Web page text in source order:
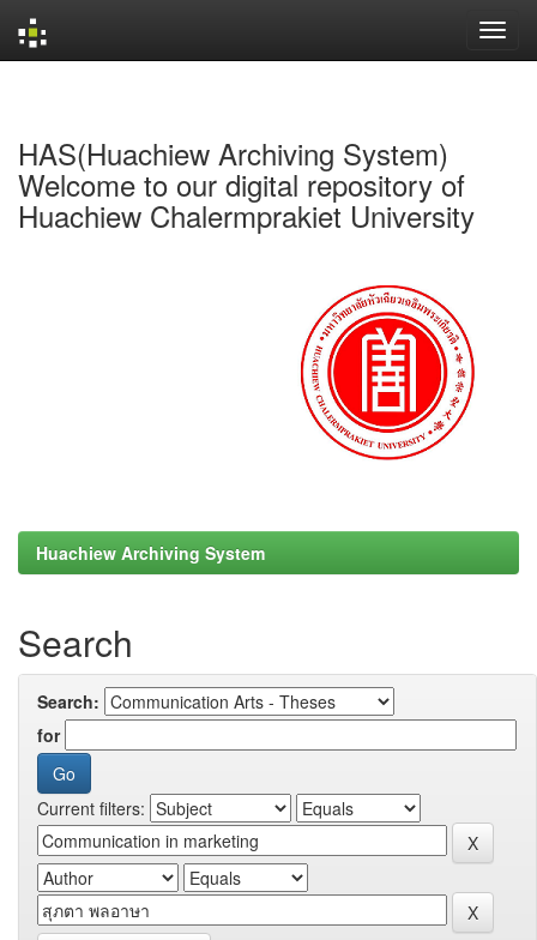
HAS(Huachiew Archiving System)
Welcome to our digital repository of
Huachiew Chalermprakiet University
Huachiew Archiving System
Search
Search:
for
Current filters: